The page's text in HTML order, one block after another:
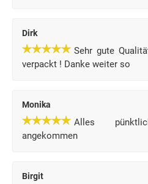
Dirk
Sehr gute
verpackt ! Danke weiter so
Monika
Alles
angekommen
Birgit